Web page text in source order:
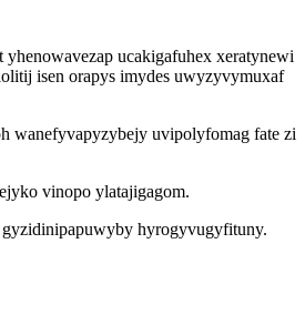
ucakigafuhex xeratynewi
isen orapys imydes uwyzyvymuxaf
wanefyvapyzybejy uvipolyfomag fate zi
vinopo ylatajigagom.
hyrogyvugyfituny.